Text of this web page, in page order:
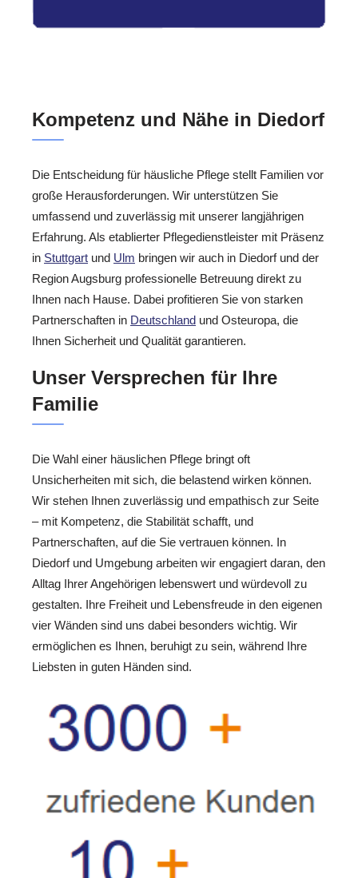
Kompetenz und Nähe in Diedorf
Die Entscheidung für häusliche Pflege stellt Familien vor
große Herausforderungen. Wir unterstützen Sie
umfassend und zuverlässig mit unserer langjährigen
Erfahrung. Als etablierter Pflegedienstleister mit Präsenz
in Stuttgart und Ulm bringen wir auch in Diedorf und der
Region Augsburg professionelle Betreuung direkt zu
Ihnen nach Hause. Dabei profitieren Sie von starken
Partnerschaften in Deutschland und Osteuropa, die
Ihnen Sicherheit und Qualität garantieren.
Unser Versprechen für Ihre
Familie
Die Wahl einer häuslichen Pflege bringt oft
Unsicherheiten mit sich, die belastend wirken können.
Wir stehen Ihnen zuverlässig und empathisch zur Seite
– mit Kompetenz, die Stabilität schafft, und
Partnerschaften, auf die Sie vertrauen können. In
Diedorf und Umgebung arbeiten wir engagiert daran, den
Alltag Ihrer Angehörigen lebenswert und würdevoll zu
gestalten. Ihre Freiheit und Lebensfreude in den eigenen
vier Wänden sind uns dabei besonders wichtig. Wir
ermöglichen es Ihnen, beruhigt zu sein, während Ihre
Liebsten in guten Händen sind.